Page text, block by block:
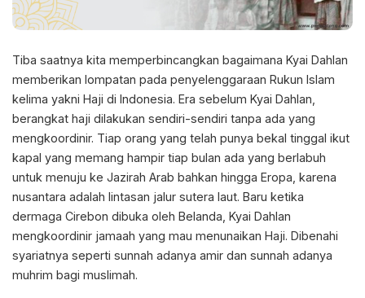
Tiba saatnya kita memperbincangkan bagaimana Kyai Dahlan
memberikan lompatan pada penyelenggaraan Rukun Islam
kelima yakni Haji di Indonesia. Era sebelum Kyai Dahlan,
berangkat haji dilakukan sendiri-sendiri tanpa ada yang
mengkoordinir. Tiap orang yang telah punya bekal tinggal ikut
kapal yang memang hampir tiap bulan ada yang berlabuh
untuk menuju ke Jazirah Arab bahkan hingga Eropa, karena
nusantara adalah lintasan jalur sutera laut. Baru ketika
dermaga Cirebon dibuka oleh Belanda, Kyai Dahlan
mengkoordinir jamaah yang mau menunaikan Haji. Dibenahi
syariatnya seperti sunnah adanya amir dan sunnah adanya
muhrim bagi muslimah.